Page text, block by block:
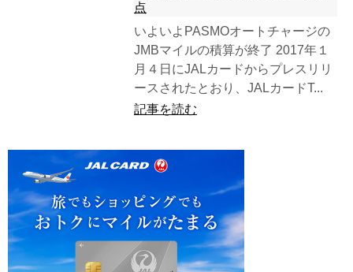
点
いよいよPASMOオートチャージの
JMBマイルの積算が終了 2017年１
月４日にJALカードからプレスリリ
ースされたとおり、JALカードT...
記事を読む